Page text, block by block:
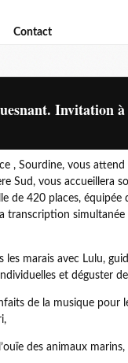
Contact
Invitation
, Sourdine, vous
Sud, vous accueillera
de 420 places,
transcription
les marais avec Lulu,
et déguster
de la musique pour
des animaux